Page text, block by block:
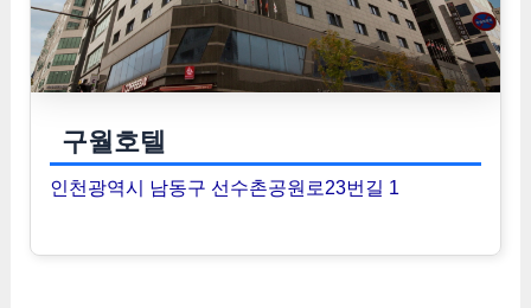
구월호텔
인천광역시 남동구 선수촌공원로23번길 1